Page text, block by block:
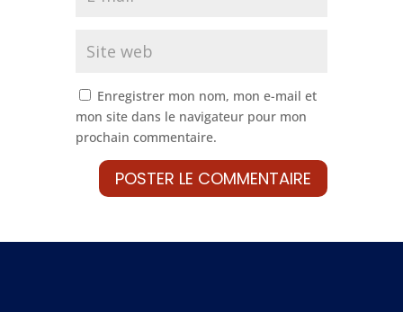
Enregistrer mon nom, mon e-mail et
mon site dans le navigateur pour mon
prochain commentaire.